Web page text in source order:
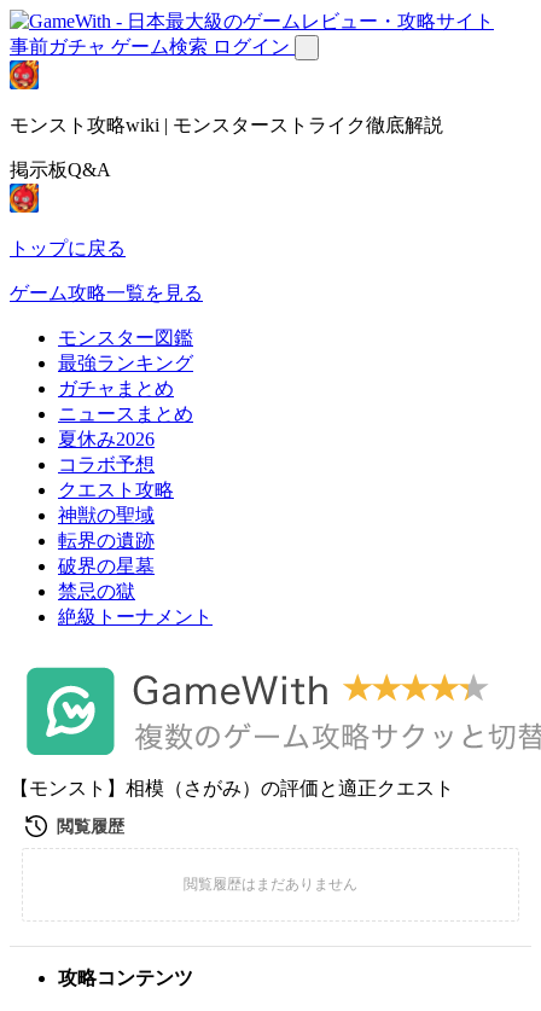
事前ガチャ ゲーム検索 ログイン
モンスト攻略wiki | モンスターストライク徹底解説
掲示板Q&A
トップに戻る
ゲーム攻略一覧を見る
モンスター図鑑
最強ランキング
ガチャまとめ
ニュースまとめ
夏休み2026
コラボ予想
クエスト攻略
神獣の聖域
転界の遺跡
破界の星墓
禁忌の獄
絶級トーナメント
【モンスト】相模（さがみ）の評価と適正クエスト
攻略コンテンツ